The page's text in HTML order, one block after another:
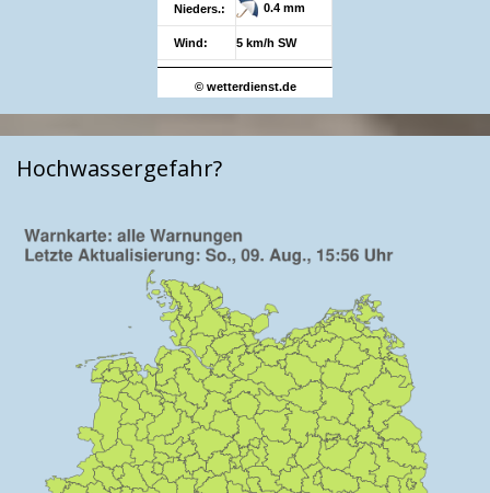
Nieders.: 0.4 mm
Wind: 5 km/h SW
© wetterdienst.de
Hochwassergefahr?